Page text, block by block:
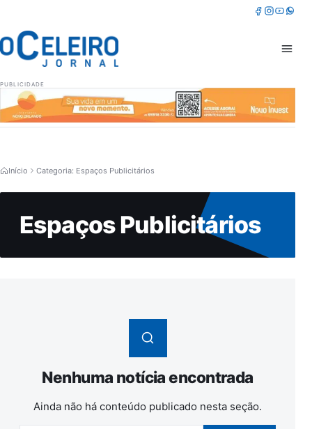
Facebook
Instagram
Youtube
PUBLICIDADE
Abrir
Início Categoria: Espaços Publicitários
Espaços Publicitários
Nenhuma notícia encontrada
Ainda não há conteúdo publicado nesta seção.